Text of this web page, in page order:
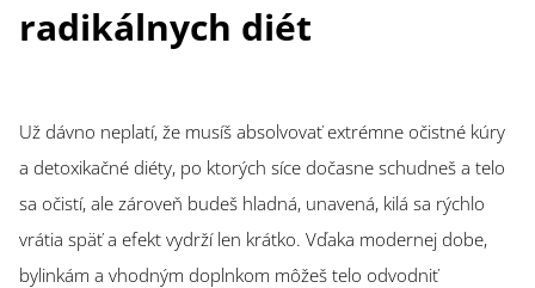
radikálnych diét
Už dávno neplatí, že musíš absolvovať extrémne očistné kúry
a detoxikačné diéty, po ktorých síce dočasne schudneš a telo
sa očistí, ale zároveň budeš hladná, unavená, kilá sa rýchlo
vrátia späť a efekt vydrží len krátko. Vďaka modernej dobe,
bylinkám a vhodným doplnkom môžeš telo odvodniť